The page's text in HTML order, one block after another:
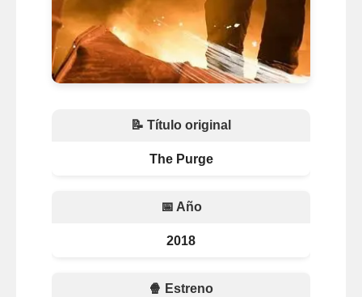
📝 Título original
The Purge
📅 Año
2018
🍿 Estreno